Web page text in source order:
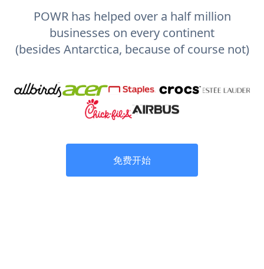
POWR has helped over a half million
businesses on every continent
(besides Antarctica, because of course not)
免费开始